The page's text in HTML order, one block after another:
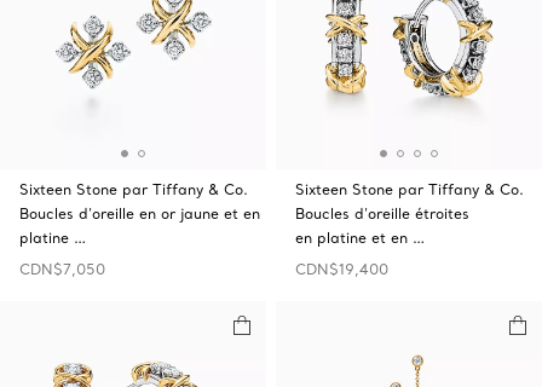
Sixteen Stone par Tiffany & Co.
Boucles d’oreille en or jaune et en
platine …
CDN$7,050
Sixteen Stone par Tiffany & Co.
Boucles d’oreille étroites
en platine et en …
CDN$19,400